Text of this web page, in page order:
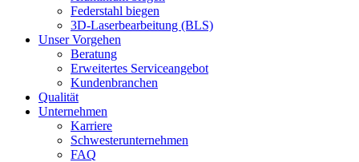
Federstahl biegen
3D-Laserbearbeitung (BLS)
Unser Vorgehen
Beratung
Erweitertes Serviceangebot
Kundenbranchen
Qualität
Unternehmen
Karriere
Schwesterunternehmen
FAQ